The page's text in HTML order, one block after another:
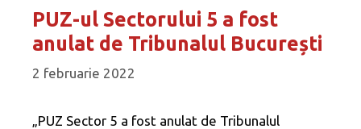
PUZ-ul Sectorului 5 a fost
anulat de Tribunalul București
2 februarie 2022
„PUZ Sector 5 a fost anulat de Tribunalul